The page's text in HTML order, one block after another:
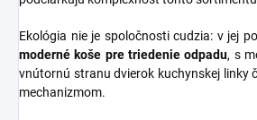
Ekológia nie je spoločnosti cudzia: v jej
moderné koše pre triedenie odpadu, s
vnútornú stranu dvierok kuchynskej linky
mechanizmom.